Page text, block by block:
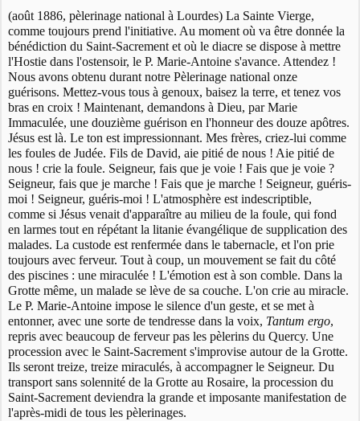
(août 1886, pèlerinage national à Lourdes) La Sainte Vierge,
comme toujours prend l'initiative. Au moment où va être donnée la
bénédiction du Saint-Sacrement et où le diacre se dispose à mettre
l'Hostie dans l'ostensoir, le P. Marie-Antoine s'avance. Attendez !
Nous avons obtenu durant notre Pèlerinage national onze
guérisons. Mettez-vous tous à genoux, baisez la terre, et tenez vos
bras en croix ! Maintenant, demandons à Dieu, par Marie
Immaculée, une douzième guérison en l'honneur des douze apôtres.
Jésus est là. Le ton est impressionnant. Mes frères, criez-lui comme
les foules de Judée. Fils de David, aie pitié de nous ! Aie pitié de
nous ! crie la foule. Seigneur, fais que je voie ! Fais que je voie ?
Seigneur, fais que je marche ! Fais que je marche ! Seigneur, guéris-
moi ! Seigneur, guéris-moi ! L'atmosphère est indescriptible,
comme si Jésus venait d'apparaître au milieu de la foule, qui fond
en larmes tout en répétant la litanie évangélique de supplication des
malades. La custode est renfermée dans le tabernacle, et l'on prie
toujours avec ferveur. Tout à coup, un mouvement se fait du côté
des piscines : une miraculée ! L'émotion est à son comble. Dans la
Grotte même, un malade se lève de sa couche. L'on crie au miracle.
Le P. Marie-Antoine impose le silence d'un geste, et se met à
entonner, avec une sorte de tendresse dans la voix, Tantum ergo,
repris avec beaucoup de ferveur pas les pèlerins du Quercy. Une
procession avec le Saint-Sacrement s'improvise autour de la Grotte.
Ils seront treize, treize miraculés, à accompagner le Seigneur. Du
transport sans solennité de la Grotte au Rosaire, la procession du
Saint-Sacrement deviendra la grande et imposante manifestation de
l'après-midi de tous les pèlerinages.